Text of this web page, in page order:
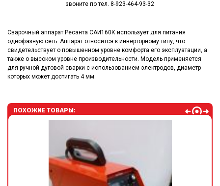
звоните по тел. 8-923-464-93-32
Сварочный аппарат Ресанта САИ160К использует для питания
однофазную сеть. Аппарат относится к инверторному типу, что
свидетельствует о повышенном уровне комфорта его эксплуатации, а
также о высоком уровне производительности. Модель применяется
для ручной дуговой сварки с использованием электродов, диаметр
которых может достигать 4 мм.
ПОХОЖИЕ ТОВАРЫ: